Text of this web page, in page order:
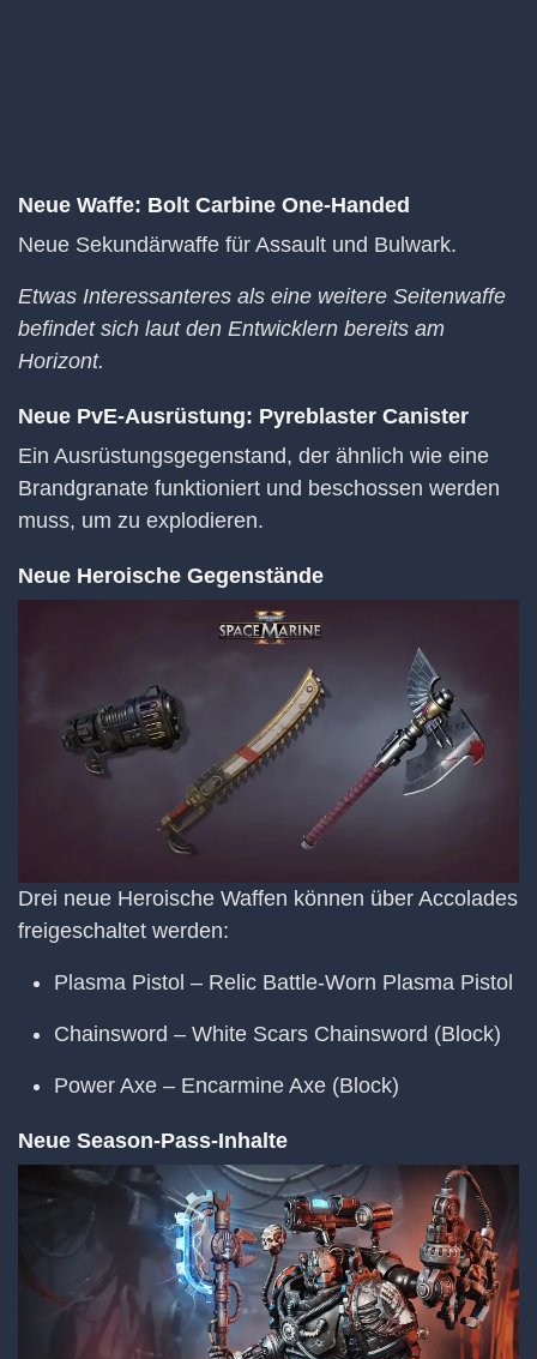
Neue Waffe: Bolt Carbine One-Handed
Neue Sekundärwaffe für Assault und Bulwark.
Etwas Interessanteres als eine weitere Seitenwaffe
befindet sich laut den Entwicklern bereits am
Horizont.
Neue PvE-Ausrüstung: Pyreblaster Canister
Ein Ausrüstungsgegenstand, der ähnlich wie eine
Brandgranate funktioniert und beschossen werden
muss, um zu explodieren.
Neue Heroische Gegenstände
Drei neue Heroische Waffen können über Accolades
freigeschaltet werden:
Plasma Pistol – Relic Battle-Worn Plasma Pistol
Chainsword – White Scars Chainsword (Block)
Power Axe – Encarmine Axe (Block)
Neue Season-Pass-Inhalte